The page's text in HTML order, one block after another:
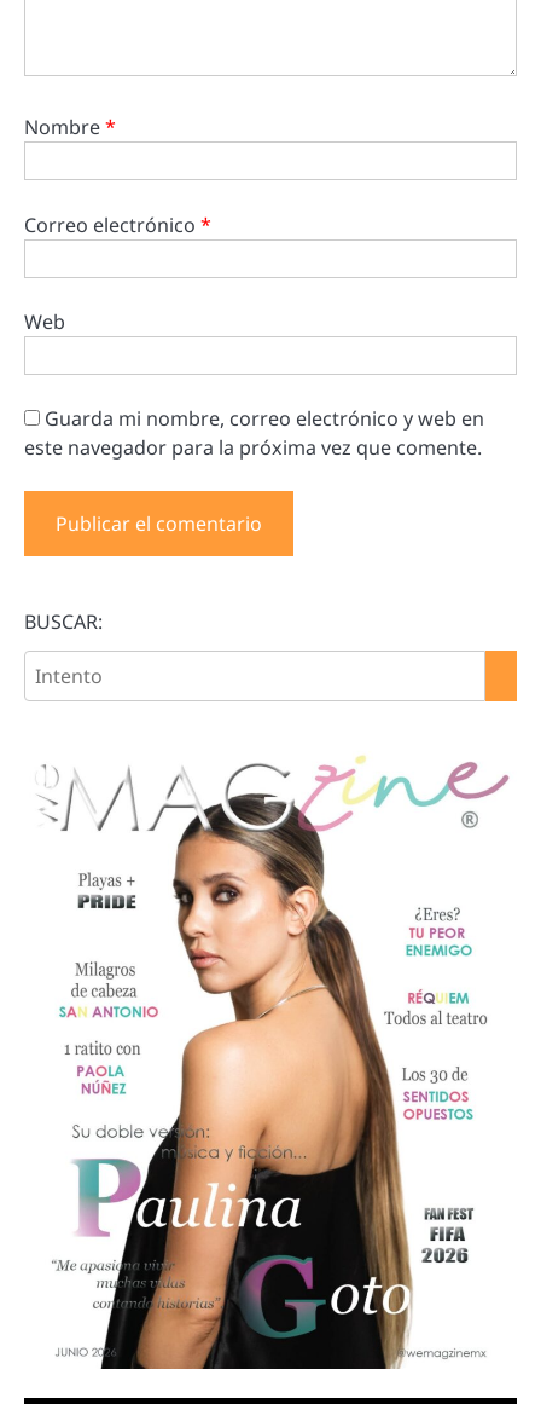
Nombre*
Correo electrónico *
Web
Guarda mi nombre, correo electrónico y web en
este navegador para la próxima vez que comente.
BUSCAR: